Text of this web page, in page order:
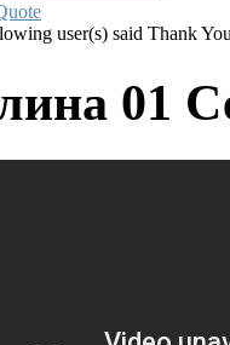
user(s) said Thank
01